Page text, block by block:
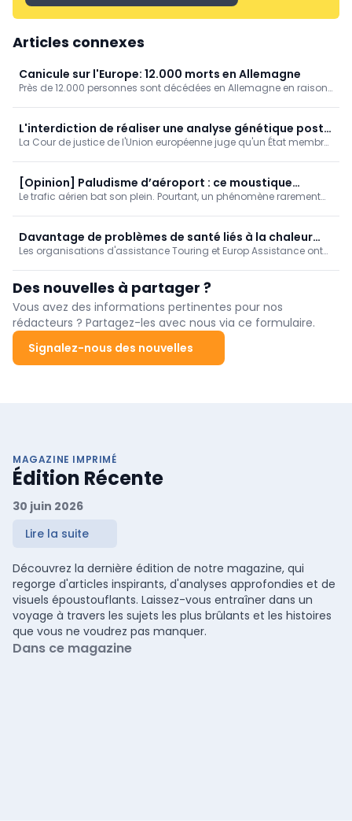
Articles connexes
Canicule sur l'Europe: 12.000 morts en Allemagne
Près de 12.000 personnes sont décédées en Allemagne en raison
L'interdiction de réaliser une analyse génétique post
mortem ne produit pas d'effet transfrontalier
La Cour de justice de l'Union européenne juge qu'un État membre
seul motif que sa législation nationale interdit un tel examen.
[Opinion] Paludisme d’aéroport : ce moustique
voyage à tire-d’ailes !
Le trafic aérien bat son plein. Pourtant, un phénomène rarement
Davantage de problèmes de santé liés à la chaleur
(Touring)
Les organisations d'assistance Touring et Europ Assistance ont
le sud de l'Europe.
Des nouvelles à partager ?
Vous avez des informations pertinentes pour nos
rédacteurs ? Partagez-les avec nous via ce formulaire.
Signalez-nous des nouvelles
MAGAZINE IMPRIMÉ
Édition Récente
30 juin 2026
Lire la suite
Découvrez la dernière édition de notre magazine, qui
regorge d'articles inspirants, d'analyses approfondies et de
visuels époustouflants. Laissez-vous entraîner dans un
voyage à travers les sujets les plus brûlants et les histoires
que vous ne voudrez pas manquer.
Dans ce magazine